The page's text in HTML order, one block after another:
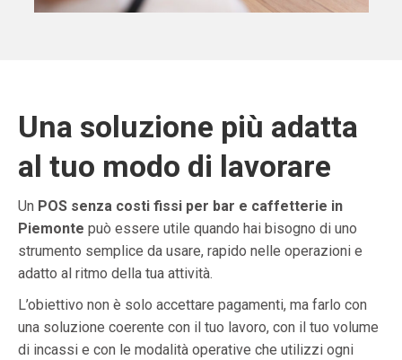
Una soluzione più adatta
al tuo modo di lavorare
Un POS senza costi fissi per bar e caffetterie in
Piemonte può essere utile quando hai bisogno di uno
strumento semplice da usare, rapido nelle operazioni e
adatto al ritmo della tua attività.
L’obiettivo non è solo accettare pagamenti, ma farlo con
una soluzione coerente con il tuo lavoro, con il tuo volume
di incassi e con le modalità operative che utilizzi ogni